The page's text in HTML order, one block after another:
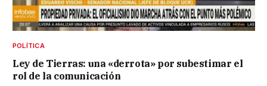
POLÍTICA
Ley de Tierras: una «derrota» por subestimar el
rol de la comunicación